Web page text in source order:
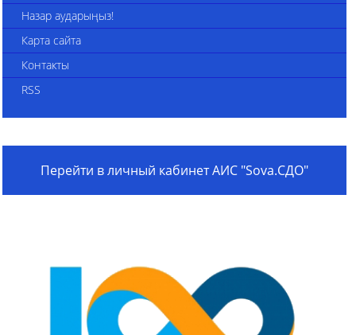
Назар аударыңыз!
Карта сайта
Контакты
RSS
Перейти в личный кабинет АИС "Sova.СДО"